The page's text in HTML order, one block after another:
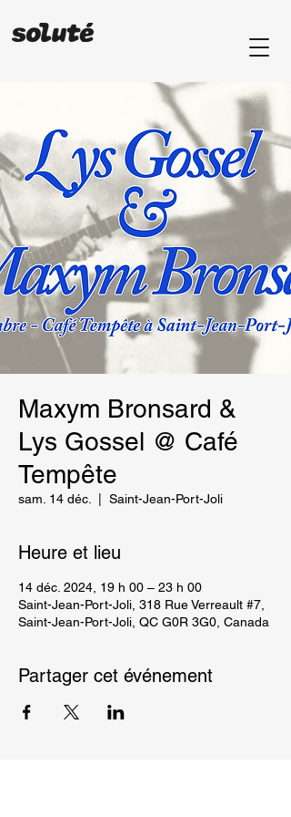
Maxym Bronsard &
Lys Gossel @ Café
Tempête
sam. 14 déc. Saint-Jean-Port-Joli
Heure et lieu
14 déc. 2024, 19 h 00 – 23 h 00
Saint-Jean-Port-Joli, 318 Rue Verreault #7,
Saint-Jean-Port-Joli, QC G0R 3G0, Canada
Partager cet événement